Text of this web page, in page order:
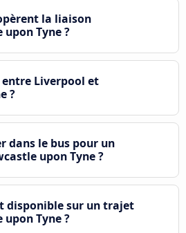
la liaison
Tyne ?
Liverpool et
?
dans le bus pour un
upon Tyne ?
disponible sur un trajet
Tyne ?